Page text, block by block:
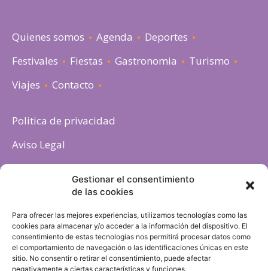
Gestionar el consentimiento
de las cookies
Para ofrecer las mejores experiencias, utilizamos tecnologías como las
cookies para almacenar y/o acceder a la información del dispositivo. El
consentimiento de estas tecnologías nos permitirá procesar datos como
el comportamiento de navegación o las identificaciones únicas en este
sitio. No consentir o retirar el consentimiento, puede afectar
negativamente a ciertas características y funciones.
Quienes somos Agenda
Deportes
Festivales
Fiestas Gastronomia
Turismo
Viajes
Contacto
Politica de privacidad
Aviso Legal
Política de cookies